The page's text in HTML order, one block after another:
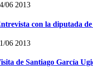
06 2013
con la diputada
06 2013
de Santiago García